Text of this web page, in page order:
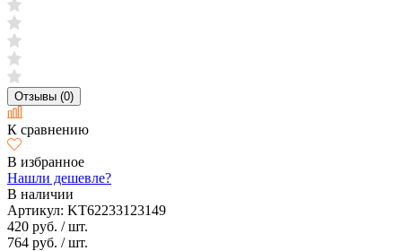
Отзывы (0)
К сравнению
В избранное
Нашли дешевле?
В наличии
Артикул: KT62233123149
420 руб. / шт.
764 руб. / шт.